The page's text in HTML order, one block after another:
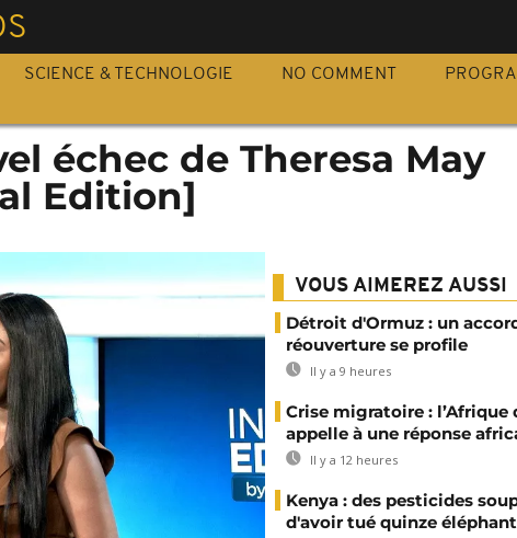
SCIENCE & TECHNOLOGIE NO COMMENT
échec de Theresa May
Edition]
VOUS AIMEREZ AUSSI
Détroit d'Ormuz : un
réouverture se profile
Il y a 9 heures
Crise migratoire : l’Afrique
appelle à une réponse
Il y a 12 heures
Kenya : des pesticides
d'avoir tué quinze